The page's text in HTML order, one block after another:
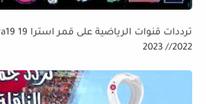
2022// 2023